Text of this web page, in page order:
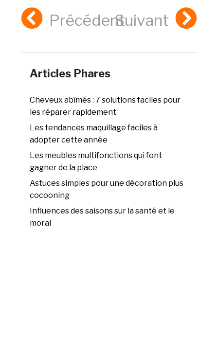
PrécédentSuivant
Articles Phares
Cheveux abîmés : 7 solutions faciles pour
les réparer rapidement
Les tendances maquillage faciles à
adopter cette année
Les meubles multifonctions qui font
gagner de la place
Astuces simples pour une décoration plus
cocooning
Influences des saisons sur la santé et le
moral